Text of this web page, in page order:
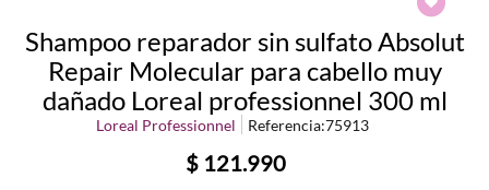
Shampoo reparador sin sulfato Absolut
Repair Molecular para cabello muy
dañado Loreal professionnel 300 ml
Loreal Professionnel Referencia:75913
$ 121.990